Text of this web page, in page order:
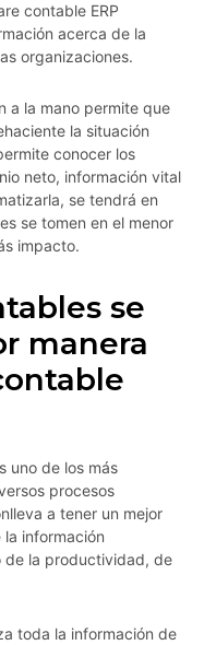
contable ERP
acerca de la
organizaciones.
a la mano permite que
la situación
conocer los
neto, información vital
se tendrá en
se tomen en el menor
impacto.
se
manera
uno de los más
procesos
a tener un mejor
información
de la productividad, de
toda la información de